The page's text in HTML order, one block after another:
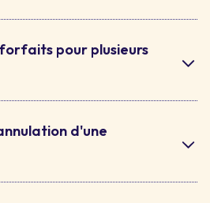
pour plusieurs
d'une